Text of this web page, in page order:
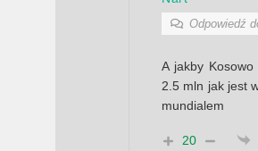
Odpowiedź
A jakby Kosowo
2.5 mln jak jest
mundialem
20